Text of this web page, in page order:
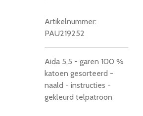
Artikelnummer:
PAU219252
Aida 5,5 - garen 100 %
katoen gesorteerd -
naald - instructies -
gekleurd telpatroon